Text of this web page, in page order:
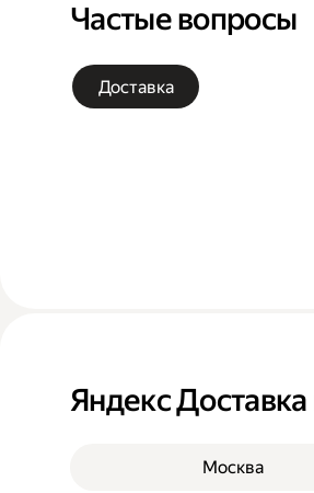
Частые вопросы
Доставка
Яндекс Доставка
Москва